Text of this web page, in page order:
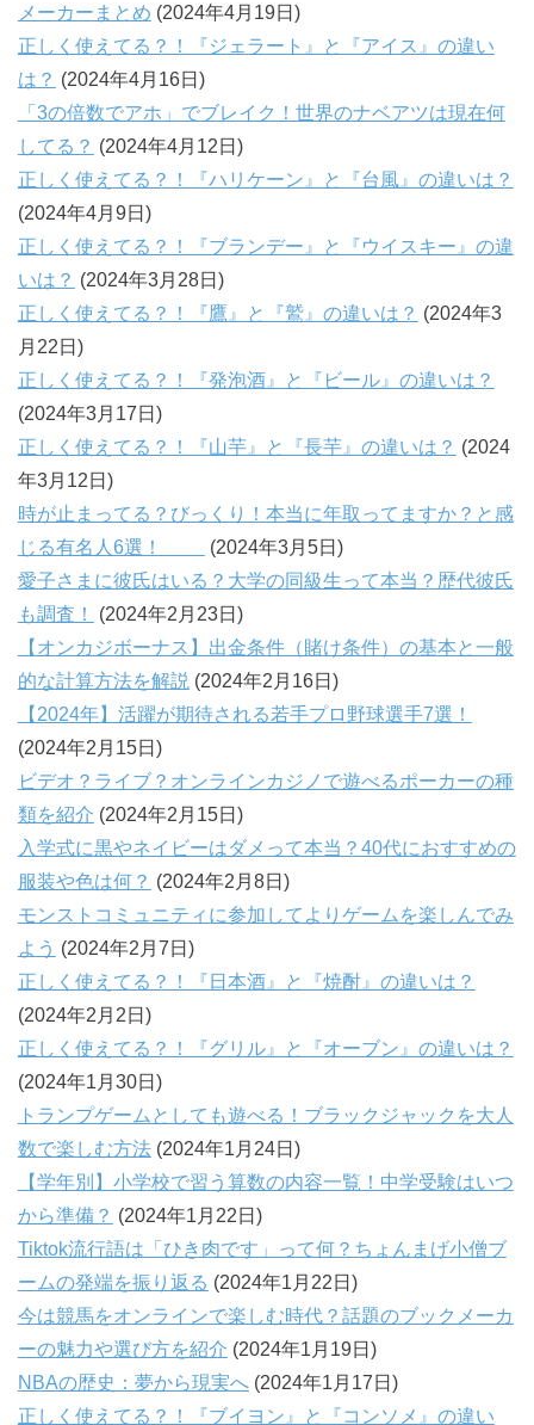
メーカーまとめ (2024年4月19日)
正しく使えてる？！『ジェラート』と『アイス』の違い
は？ (2024年4月16日)
「3の倍数でアホ」でブレイク！世界のナベアツは現在何
してる？ (2024年4月12日)
正しく使えてる？！『ハリケーン』と『台風』の違いは？
(2024年4月9日)
正しく使えてる？！『ブランデー』と『ウイスキー』の違
いは？ (2024年3月28日)
正しく使えてる？！『鷹』と『鷲』の違いは？ (2024年3
月22日)
正しく使えてる？！『発泡酒』と『ビール』の違いは？
(2024年3月17日)
正しく使えてる？！『山芋』と『長芋』の違いは？ (2024
年3月12日)
時が止まってる？びっくり！本当に年取ってますか？と感
じる有名人6選！
(2024年3月5日)
愛子さまに彼氏はいる？大学の同級生って本当？歴代彼氏
も調査！
(2024年2月23日)
【オンカジボーナス】出金条件（賭け条件）の基本と一般
的な計算方法を解説 (2024年2月16日)
【2024年】活躍が期待される若手プロ野球選手7選！
(2024年2月15日)
ビデオ？ライブ？オンラインカジノで遊べるポーカーの種
類を紹介 (2024年2月15日)
入学式に黒やネイビーはダメって本当？40代におすすめの
服装や色は何？ (2024年2月8日)
モンストコミュニティに参加してよりゲームを楽しんでみ
よう (2024年2月7日)
正しく使えてる？！『日本酒』と『焼酎』の違いは？
(2024年2月2日)
正しく使えてる？！『グリル』と『オーブン』の違いは？
(2024年1月30日)
トランプゲームとしても遊べる！ブラックジャックを大人
数で楽しむ方法 (2024年1月24日)
【学年別】小学校で習う算数の内容一覧！中学受験はいつ
から準備？ (2024年1月22日)
Tiktok流行語は「ひき肉です」って何？ちょんまげ小僧ブ
ームの発端を振り返る (2024年1月22日)
今は競馬をオンラインで楽しむ時代？話題のブックメーカ
ーの魅力や選び方を紹介 (2024年1月19日)
NBAの歴史：夢から現実へ (2024年1月17日)
正しく使えてる？！『ブイヨン』と『コンソメ』の違い